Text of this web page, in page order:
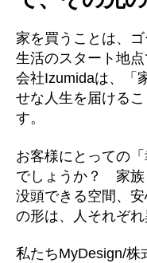
家を買うことは、
生活のスタート地
会社Izumidaは、「
せな人生を届ける
す。
お客様にとっての
でしょうか？ 家族
没頭できる空間、
の形は、人それぞれ
私たちMyDesign/株